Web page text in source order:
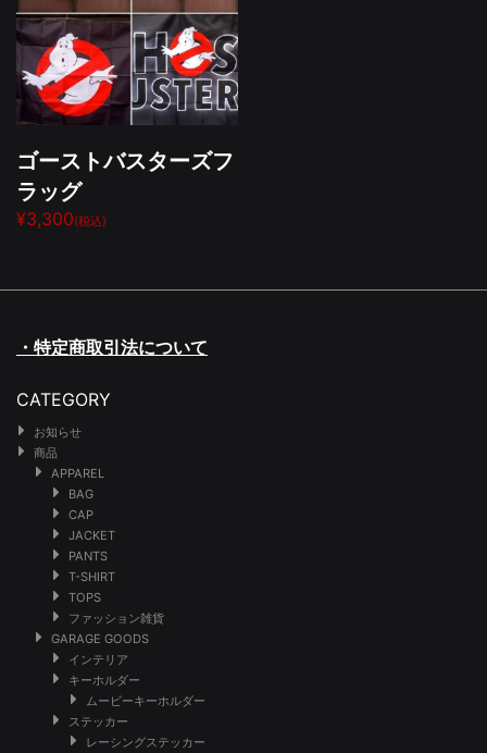
ゴーストバスターズフ
ラッグ
¥3,300(税込)
・特定商取引法について
CATEGORY
お知らせ
商品
APPAREL
BAG
CAP
JACKET
PANTS
T-SHIRT
TOPS
ファッション雑貨
GARAGE GOODS
インテリア
キーホルダー
ムービーキーホルダー
ステッカー
レーシングステッカー